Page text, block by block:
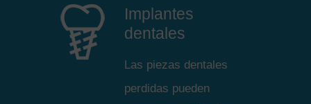
Implantes
dentales
Las piezas dentales
perdidas pueden